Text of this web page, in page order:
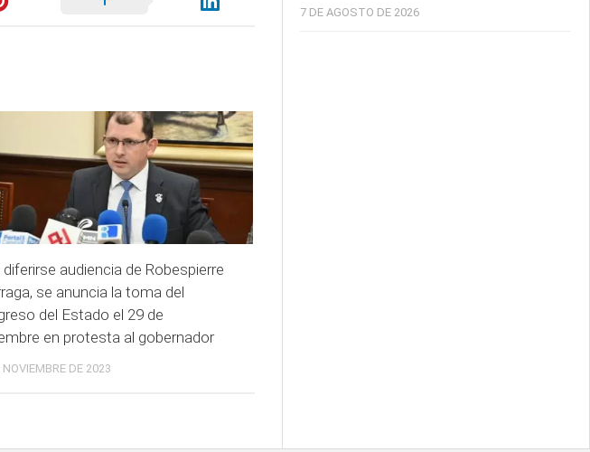
diferirse audiencia de Robespierre
se anuncia la toma del
del Estado el 29 de
en protesta al gobernador
NOVIEMBRE DE 2023
7 DE AGOSTO DE 2026